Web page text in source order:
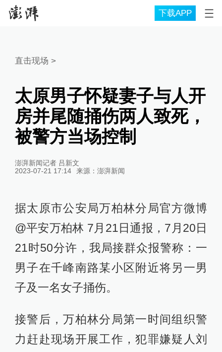
下载APP
直击现场 >
太原男子怀疑妻子与人开
房并尾随捅伤两人致死，
被警方当场控制
澎湃新闻记者 吕新文
2023-07-21 17:14
来源： 澎湃新闻
据太原市公安局万柏林分局官方微博
@平安万柏林 7月21日通报，7月20日
21时50分许，我局接群众报警称：一
男子在千峰南路某小区附近将另一男
子及一名女子捅伤。
接警后，万柏林分局第一时间组织警
力赶赴现场开展工作，犯罪嫌疑人刘